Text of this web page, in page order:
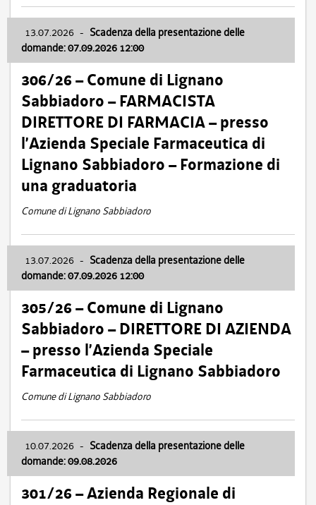
13.07.2026 - Scadenza della presentazione delle
domande: 07.09.2026 12:00
306/26 – Comune di Lignano
Sabbiadoro – FARMACISTA
DIRETTORE DI FARMACIA – presso
l’Azienda Speciale Farmaceutica di
Lignano Sabbiadoro – Formazione di
una graduatoria
Comune di Lignano Sabbiadoro
13.07.2026 - Scadenza della presentazione delle
domande: 07.09.2026 12:00
305/26 – Comune di Lignano
Sabbiadoro – DIRETTORE DI AZIENDA
– presso l’Azienda Speciale
Farmaceutica di Lignano Sabbiadoro
Comune di Lignano Sabbiadoro
10.07.2026 - Scadenza della presentazione delle
domande: 09.08.2026
301/26 – Azienda Regionale di